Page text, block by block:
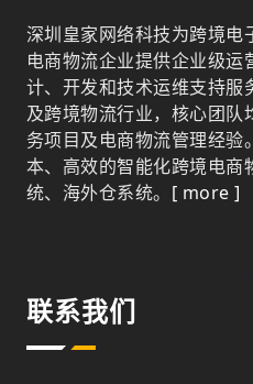
深圳皇家网络科技为跨境电
电商物流企业提供企业级
计、开发和技术运维支持服
及跨境物流行业，核心团队
务项目及电商物流管理经验
本、高效的智能化跨境电商
统、海外仓系统。 [ more ]
联系我们